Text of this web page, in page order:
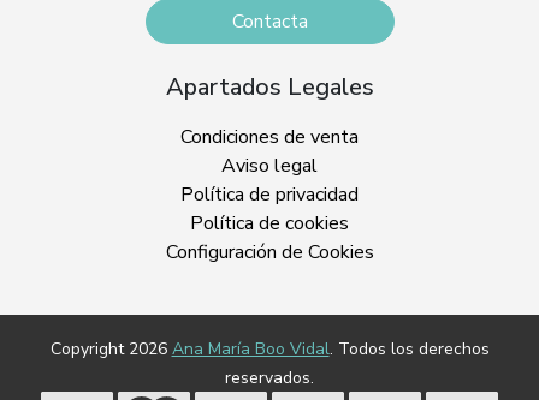
Contacta
Apartados Legales
Condiciones de venta
Aviso legal
Política de privacidad
Política de cookies
Configuración de Cookies
Copyright 2026 Ana María Boo Vidal. Todos los derechos
reservados.